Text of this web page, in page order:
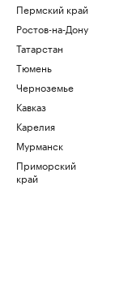
Пермский край
Ростов-на-Дону
Татарстан
Тюмень
Черноземье
Кавказ
Карелия
Мурманск
Приморский
край